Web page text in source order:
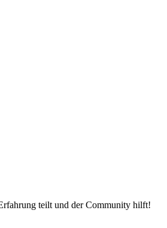
teilt und der Community hilft!